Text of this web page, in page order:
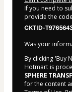
If you need to
provide the
CKTID-
Was your
By clicking 'Buy
Hotmart is
SPHERE
for the content